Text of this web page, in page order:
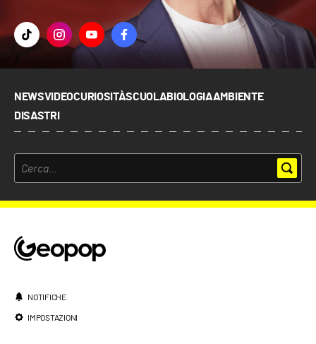
NEWSVIDEOCURIOSITÀSCUOLABIOLOGIAAMBIENTE
DISASTRI
NOTIFICHE
IMPOSTAZIONI